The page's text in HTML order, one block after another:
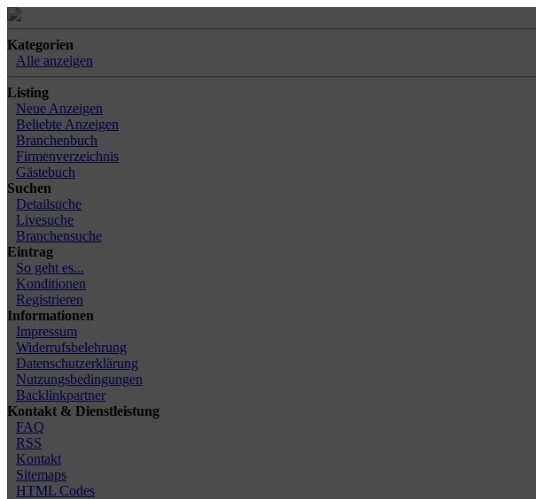
Kategorien
Alle anzeigen
Listing
Neue Anzeigen
Beliebte Anzeigen
Branchenbuch
Firmenverzeichnis
Gästebuch
Suchen
Detailsuche
Livesuche
Branchensuche
Eintrag
So geht es...
Konditionen
Registrieren
Informationen
Impressum
Widerrufsbelehrung
Datenschutzerklärung
Nutzungsbedingungen
Backlinkpartner
Kontakt & Dienstleistung
FAQ
RSS
Kontakt
Sitemaps
HTML Codes